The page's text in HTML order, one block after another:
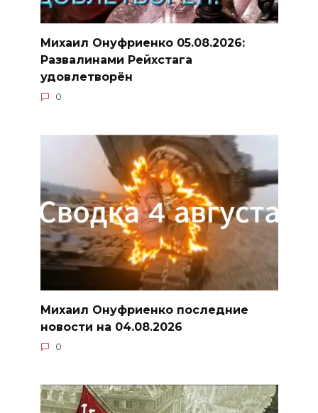
Михаил Онуфриенко 05.08.2026:
Развалинами Рейхстага
удовлетворён
0
Михаил Онуфриенко последние
новости на 04.08.2026
0